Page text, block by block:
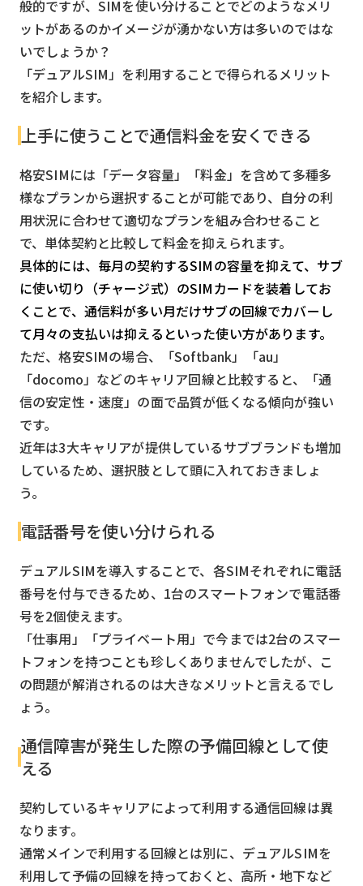
般的ですが、SIMを使い分けることでどのようなメリ
ットがあるのかイメージが湧かない方は多いのではな
いでしょうか？
「デュアルSIM」を利用することで得られるメリット
を紹介します。
上手に使うことで通信料金を安くできる
格安SIMには「データ容量」「料金」を含めて多種多
様なプランから選択することが可能であり、自分の利
用状況に合わせて適切なプランを組み合わせること
で、単体契約と比較して料金を抑えられます。
具体的には、毎月の契約するSIMの容量を抑えて、サブ
に使い切り（チャージ式）のSIMカードを装着してお
くことで、通信料が多い月だけサブの回線でカバーし
て月々の支払いは抑えるといった使い方があります。
ただ、格安SIMの場合、「Softbank」「au」
「docomo」などのキャリア回線と比較すると、「通
信の安定性・速度」の面で品質が低くなる傾向が強い
です。
近年は3大キャリアが提供しているサブブランドも増加
しているため、選択肢として頭に入れておきましょ
う。
電話番号を使い分けられる
デュアルSIMを導入することで、各SIMそれぞれに電話
番号を付与できるため、1台のスマートフォンで電話番
号を2個使えます。
「仕事用」「プライベート用」で今までは2台のスマー
トフォンを持つことも珍しくありませんでしたが、こ
の問題が解消されるのは大きなメリットと言えるでし
ょう。
通信障害が発生した際の予備回線として使
える
契約しているキャリアによって利用する通信回線は異
なります。
通常メインで利用する回線とは別に、デュアルSIMを
利用して予備の回線を持っておくと、高所・地下など